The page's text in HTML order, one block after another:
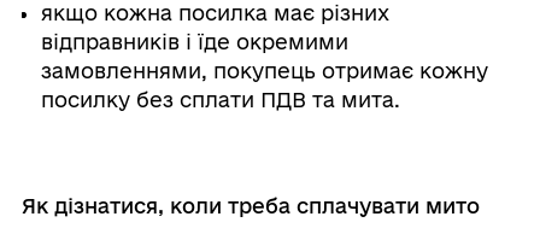
якщо кожна посилка має різних
відправників і їде окремими
замовленнями, покупець отримає кожну
посилку без сплати ПДВ та мита.
Як дізнатися, коли треба сплачувати мито